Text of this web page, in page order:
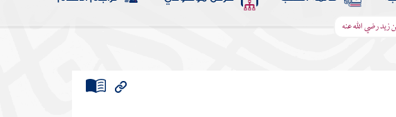
زيد رضي الله عنه